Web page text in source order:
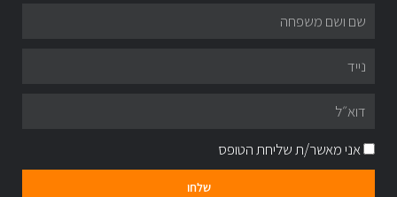
אני מאשר/ת שליחת הטופס
שלחו